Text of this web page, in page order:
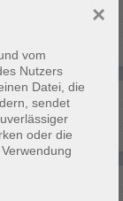
durch
vom
Nutzers
Datei, die
sendet
oder die
×